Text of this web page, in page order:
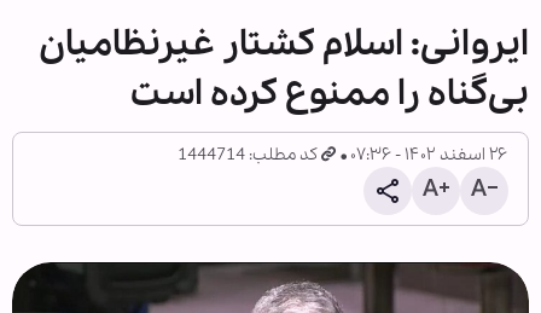
ایروانی: اسلام کشتار غیرنظامیان
بی‌گناه را ممنوع کرده است
۲۶ اسفند ۱۴۰۲ - ۰۷:۳۶ کد مطلب: 1444714